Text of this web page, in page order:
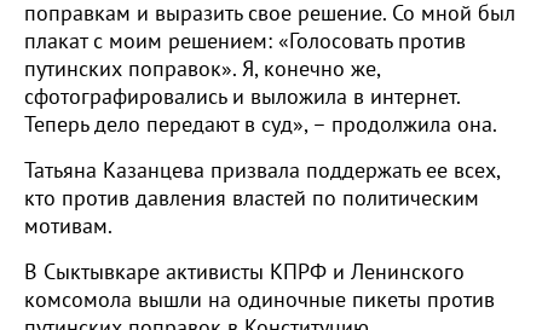
поправкам и выразить свое решение. Со мной был
плакат с моим решением: «Голосовать против
путинских поправок». Я, конечно же,
сфотографировались и выложила в интернет.
Теперь дело передают в суд», – продолжила она.
Татьяна Казанцева призвала поддержать ее всех,
кто против давления властей по политическим
мотивам.
В Сыктывкаре активисты КПРФ и Ленинского
комсомола вышли на одиночные пикеты против